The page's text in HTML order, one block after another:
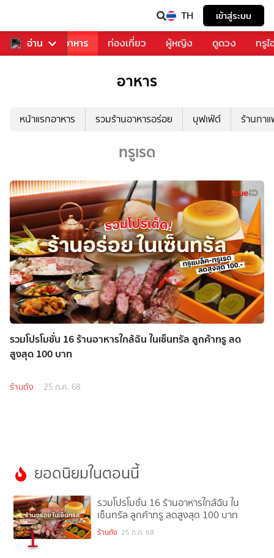
TH เข้าสู่ระบบ
อ่าน
การเพลง อาหาร ท่องเที่ยว ผู้หญิง ดูดวง ทรู
อาหาร
หน้าแรกอาหาร รวมร้านอาหารอร่อย บุฟเฟ่ต์ ร้านกา
ทรูเรด
รวมโปรโมชั่น 16 ร้านอาหารใกล้ฉัน ในเซ็นทรัล ลูกค้าทรู ลด
สูงสุด 100 บาท
ร้านดัง 25 ก.ค. 68
ยอดนิยมในตอนนี้
1
รวมโปรโมชั่น 16 ร้านอาหารใกล้ฉัน ใน
เซ็นทรัล ลูกค้าทรู ลดสูงสุด 100 บาท
ร้านดัง 25 ก.ค. 68